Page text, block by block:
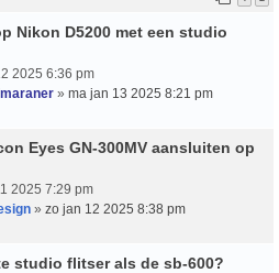
Nikon D5200 met een studio
2025 6:36 pm
» ma jan 13 2025 8:21 pm
Eyes GN-300MV aansluiten op
2025 7:29 pm
» zo jan 12 2025 8:38 pm
studio flitser als de sb-600?